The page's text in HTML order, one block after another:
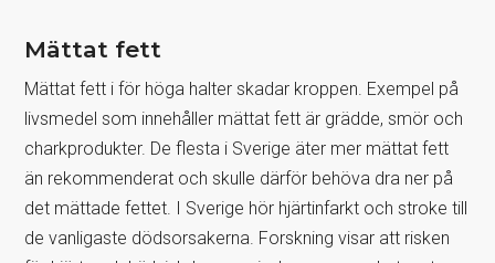
Mättat fett
Mättat fett i för höga halter skadar kroppen. Exempel på
livsmedel som innehåller mättat fett är grädde, smör och
charkprodukter. De flesta i Sverige äter mer mättat fett
än rekommenderat och skulle därför behöva dra ner på
det mättade fettet. I Sverige hör hjärtinfarkt och stroke till
de vanligaste dödsorsakerna. Forskning visar att risken